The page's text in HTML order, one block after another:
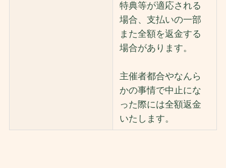
特典等が適応される
場合、支払いの一部
また全額を返金する
場合があります。
主催者都合やなんら
かの事情で中止にな
った際には全額返金
いたします。